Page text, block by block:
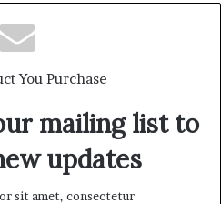
You Purchase
mailing list to
updates!
sit amet, consectetur.